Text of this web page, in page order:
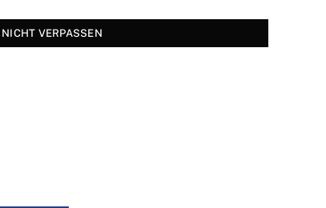
NICHT VERPASSEN